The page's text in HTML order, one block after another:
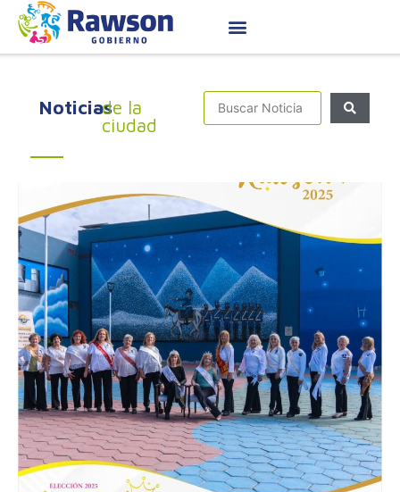
Noticiasde la
ciudad